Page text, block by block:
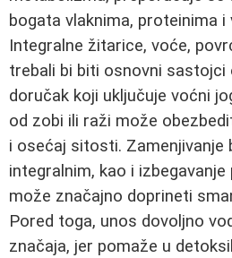
bogata vlaknima, proteinima i
Integralne žitarice, voće,
trebali bi biti osnovni sastojci
doručak koji uključuje voćni
od zobi ili raži može
i osećaj sitosti. Zamenjivanje
integralnim, kao i
može značajno doprineti
Pored toga, unos dovoljno
značaja, jer pomaže u